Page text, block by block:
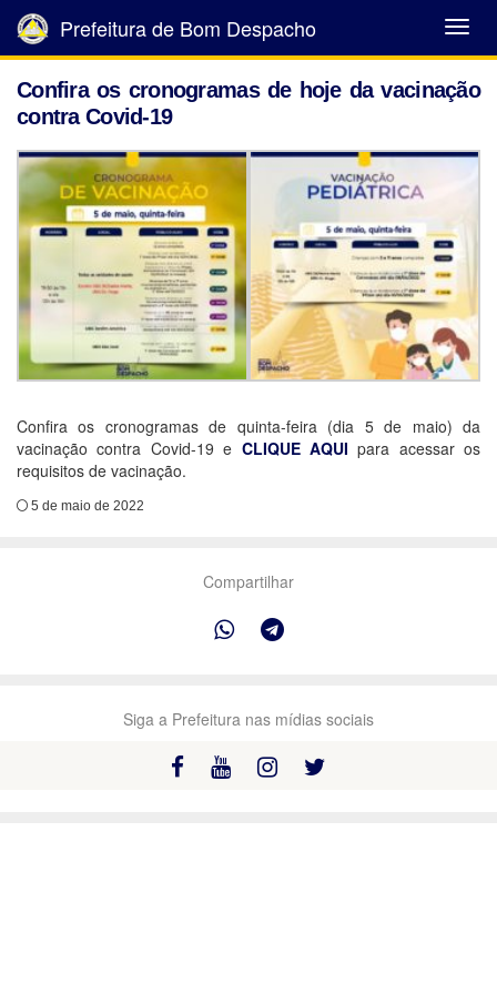
Abrir
Menu
Prefeitura de Bom Despacho
Confira os cronogramas de hoje da vacinação
contra Covid-19
Confira os cronogramas de quinta-feira (dia 5 de maio) da
vacinação contra Covid-19 e CLIQUE AQUI para acessar os
requisitos de vacinação.
5 de maio de 2022
Compartilhar
Siga a Prefeitura nas mídias sociais